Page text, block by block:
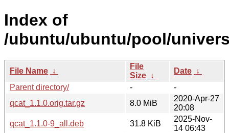
Index of
/ubuntu/ubuntu/pool/
File Name ↓
File
Size ↓
Date ↓
Parent directory/
-
-
qcat_1.1.0.orig.tar.gz
8.0 MiB
2020-Apr-27
20:08
qcat_1.1.0-9_all.deb
31.8 KiB
2025-Nov-
14 06:43